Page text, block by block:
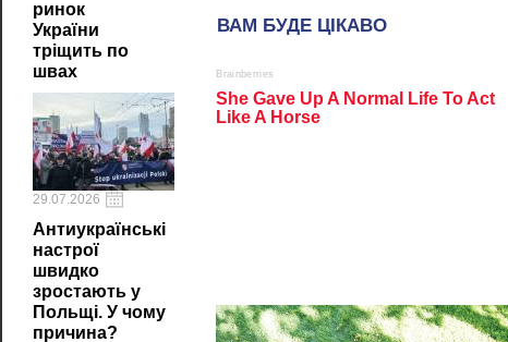
ринок
України
тріщить по
швах
29.07.2026
Антиукраїнські
настрої
швидко
зростають у
Польщі. У чому
причина?